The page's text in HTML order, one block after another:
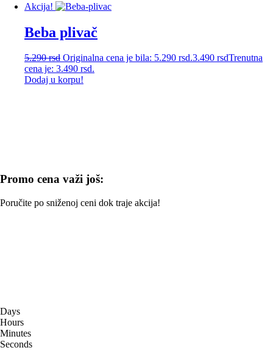
Akcija!
Beba plivač
5.290rsd Originalna cena je bila: 5.290 rsd.3.490 rsdTrenutna
cena je: 3.490 rsd.
Dodaj u korpu!
Promo cena važi još:
Poručite po sniženoj ceni dok traje akcija!
Days
Hours
Minutes
Seconds